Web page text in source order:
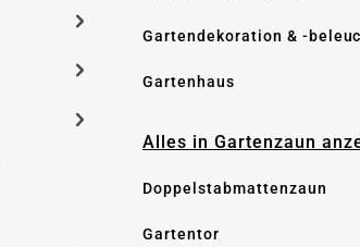
Gartendekoration & -
Gartenhaus
Alles in Gartenzaun
Doppelstabmattenzaun
Gartentor